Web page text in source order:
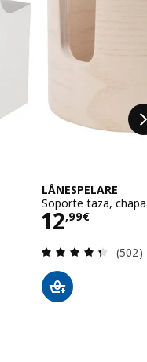
Total opiniones:
LÅNESPELARE
Soporte taza,
12,99€
Precio
(502)